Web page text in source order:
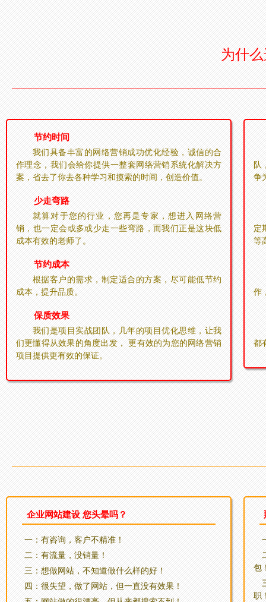
为什
节约时间
我们具备丰富的网络营销成功优化经验，诚信的合
作理念，我们会给你提供一整套网络营销系统化解决方
案，省去了你去各种学习和摸索的时间，创造价值。
少走弯路
就算对于您的行业，您再是专家，想进入网络营
销，也一定会或多或少走一些弯路，而我们正是这块低
成本有效的老师了。
节约成本
根据客户的需求，制定适合的方案，尽可能低节约
成本，提升品质。
保质效果
我们是项目实战团队，几年的项目优化思维，让我
们更懂得从效果的角度出发， 更有效的为您的网络营销
项目提供更有效的保证。
队
争
定
等
作
都
企业网站建设 您头晕吗？
一：有咨询，客户不精准！
二：有流量，没销量！
三：想做网站，不知道做什么样的好！
四：很失望，做了网站，但一直没有效果！
包
职